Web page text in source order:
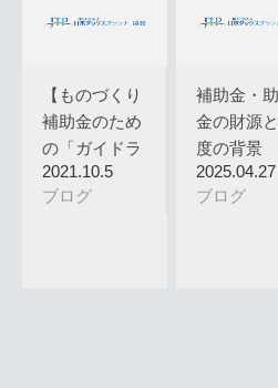
【ものづくり
補助金のため
の「ガイドラ
イン」 事…
2021.10.5
ブログ
補助金・
金の財源
度の背景
2025.04.27
ブログ